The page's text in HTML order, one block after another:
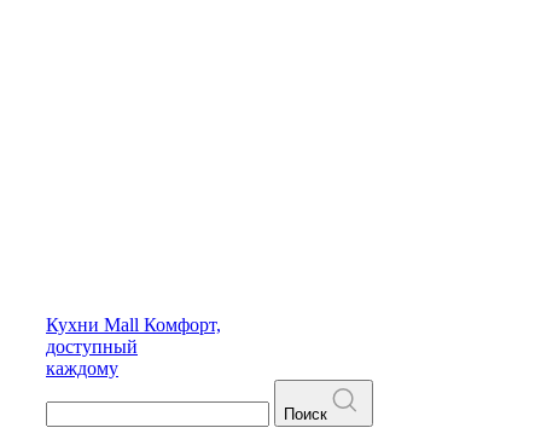
Кухни Mall Комфорт,
доступный
каждому
Поиск